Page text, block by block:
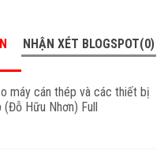
NHẬN XÉT BLOGSPOT(0)
máy cán thép và các thiết bị
Hữu Nhơn) Full